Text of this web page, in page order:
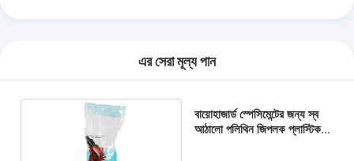
এর সেরা মূল্য পান
বায়োহাজার্ড স্পেসিমেন্টের জন্য স্ব
আঠালো পলিথিন জিপলক প্লাস্টিক